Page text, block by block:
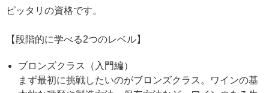
ピッタリの資格です。
【段階的に学べる2つのレベル】
ブロンズクラス（入門編）
まず最初に挑戦したいのがブロンズクラス。ワインの基